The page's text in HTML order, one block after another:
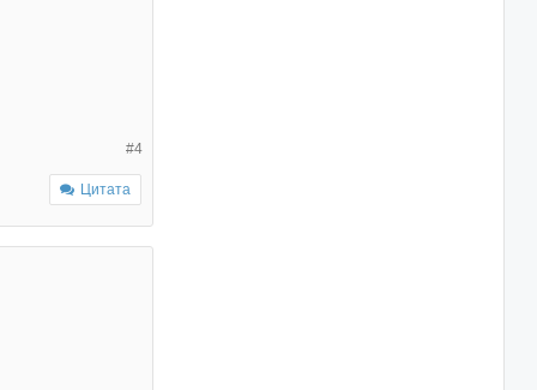
#4
Цитата